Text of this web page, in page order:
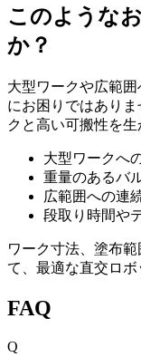
このような
か？
大型ワークや広範
にお困りではあり
クと高い可搬性を生
大型ワークへ
重量のあるバ
広範囲への連
段取り時間や
ワーク寸法、塗布
て、最適な直交ロボ
FAQ
Q